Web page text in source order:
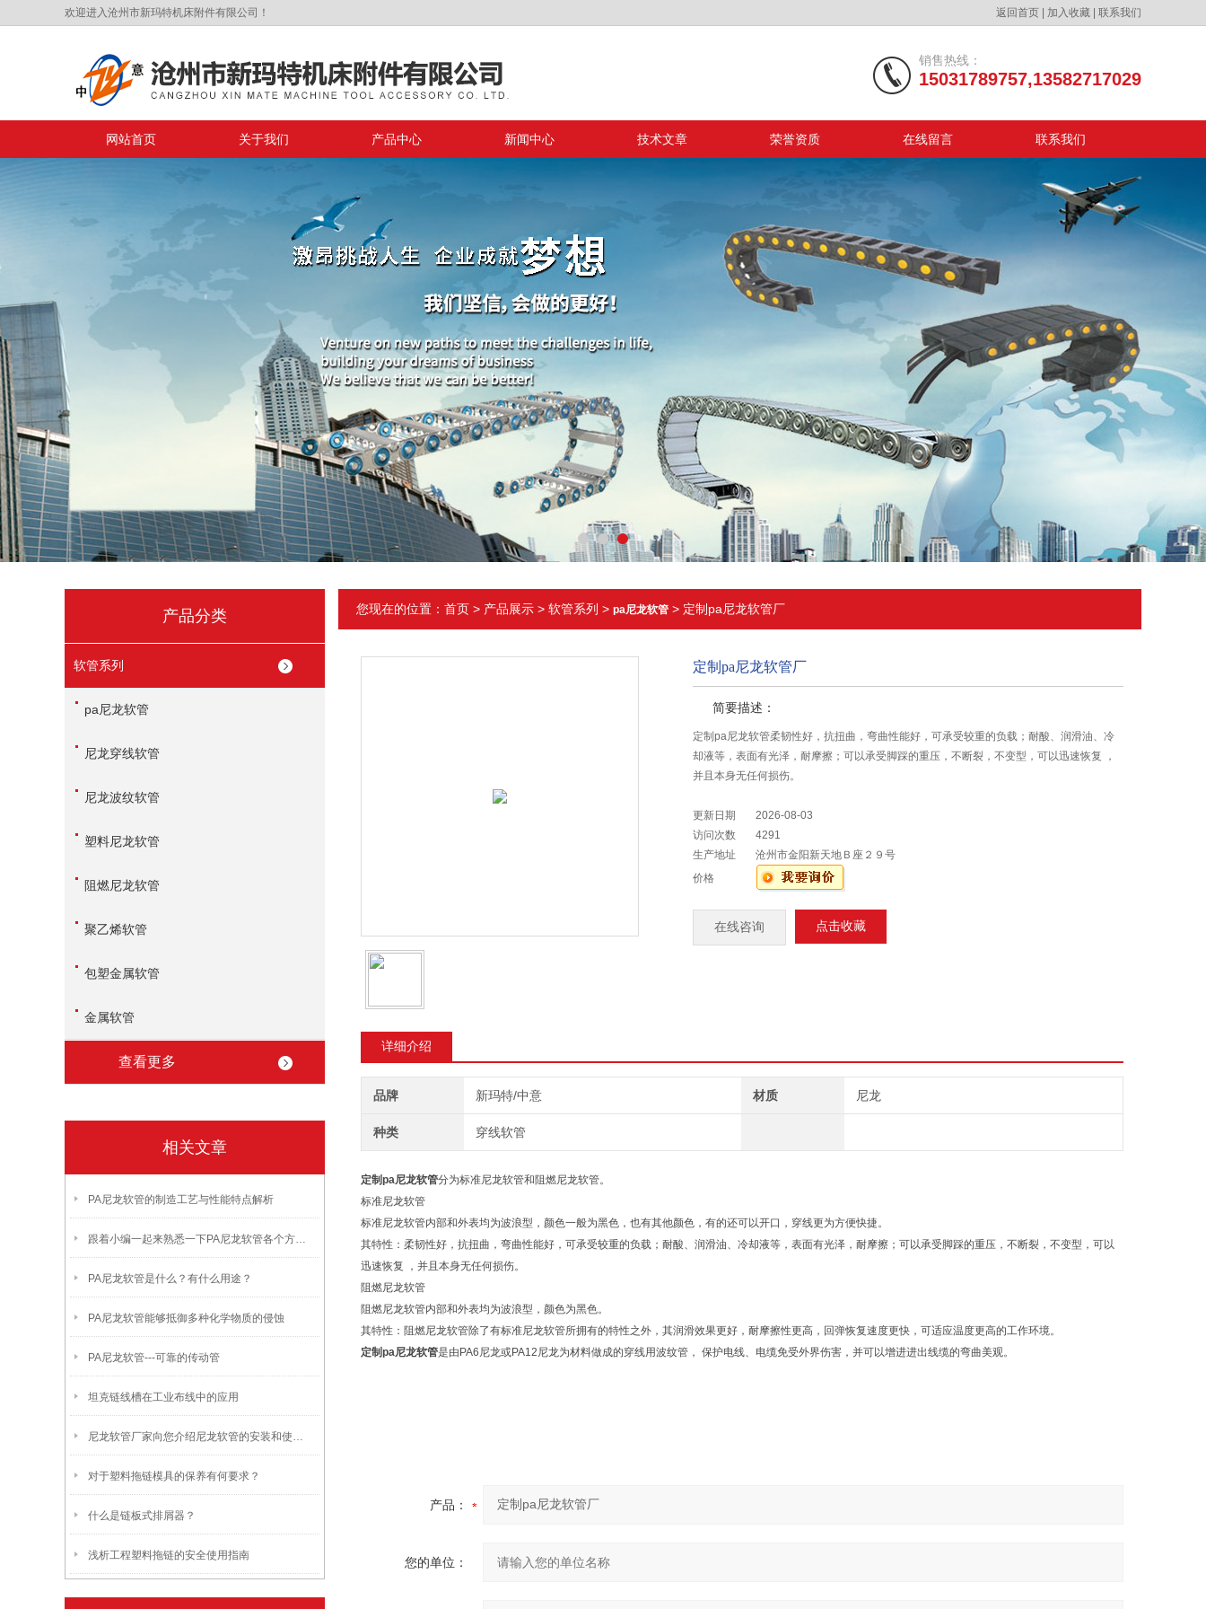
欢迎进入沧州市新玛特机床附件有限公司！ 返回首页 加入收藏 联系我们
销售热线：
15031789757,13582717029
网站首页 关于我们 产品中心 新闻中心 技术文章 荣誉资质 在线留言 联系我们
产品分类
软管系列
pa尼龙软管
尼龙穿线软管
尼龙波纹软管
塑料尼龙软管
阻燃尼龙软管
聚乙烯软管
包塑金属软管
金属软管
查看更多
相关文章
PA尼龙软管的制造工艺与性能特点解析
跟着小编一起来熟悉一下PA尼龙软管各个方面介绍分析
PA尼龙软管是什么？有什么用途？
PA尼龙软管能够抵御多种化学物质的侵蚀
PA尼龙软管---可靠的传动管
坦克链线槽在工业布线中的应用
尼龙软管厂家向您介绍尼龙软管的安装和使用细节
对于塑料拖链模具的保养有何要求？
什么是链板式排屑器？
浅析工程塑料拖链的安全使用指南
您现在的位置： 首页 > 产品展示 > 软管系列 > pa尼龙软管 > 定制pa尼龙软管厂
定制pa尼龙软管厂
简要描述：
定制pa尼龙软管柔韧性好，抗扭曲，弯曲性能好，可承受较重的负载；耐酸、润滑油、冷
却液等，表面有光泽，耐摩擦；可以承受脚踩的重压，不断裂，不变型，可以迅速恢复 ，
并且本身无任何损伤。
更新日期
2026-08-03
访问次数
4291
生产地址
沧州市金阳新天地Ｂ座２９号
价格
在线咨询 点击收藏
详细介绍
品牌 新玛特/中意 材质 尼龙
种类 穿线软管
定制pa尼龙软管分为标准尼龙软管和阻燃尼龙软管。
标准尼龙软管
标准尼龙软管内部和外表均为波浪型，颜色一般为黑色，也有其他颜色，有的还可以开口，穿线更为方便快捷。
其特性：柔韧性好，抗扭曲，弯曲性能好，可承受较重的负载；耐酸、润滑油、冷却液等，表面有光泽，耐摩擦；可以承受脚踩的重压，不断裂，不变型，可以
迅速恢复 ，并且本身无任何损伤。
阻燃尼龙软管
阻燃尼龙软管内部和外表均为波浪型，颜色为黑色。
其特性：阻燃尼龙软管除了有标准尼龙软管所拥有的特性之外，其润滑效果更好，耐摩擦性更高，回弹恢复速度更快，可适应温度更高的工作环境。
定制pa尼龙软管是由PA6尼龙或PA12尼龙为材料做成的穿线用波纹管， 保护电线、电缆免受外界伤害，并可以增进进出线缆的弯曲美观。
产品：
您的单位：